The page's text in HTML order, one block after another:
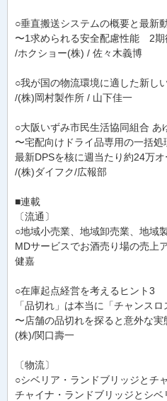
○垂直搬送システムの概要と最新
〜1求められる安全配慮性能 2期
/ホクショー(株) / 佐々木義博
○我が国の物流環境に適した新し
/(株)岡村製作所 / 山下佳一
○大阪いずみ市民生活協同組合 あ
〜宅配向けドライ品専用の一括処
最新DPSを核に週当たり約24万
/(株)ダイフク/広報部
■連載
〔流通〕
○地域小売業、地域卸売業、地域
MDサービスでお酒売り場の売上
健嘉
○在庫起点経営を考えるヒント3
「品切れ」は本当に「チャンス
〜店舗の品切れを探ると意外な
(株)/関口壽一
〔物流〕
○シベリア・ランドブリッジとチ
チャイナ・ランドブリッジとシ